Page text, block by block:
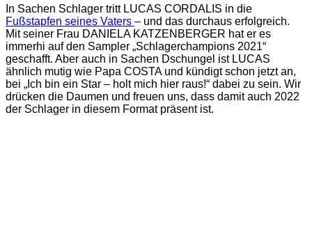
In Sachen Schlager tritt LUCAS CORDALIS in die
Fußstapfen seines Vaters – und das durchaus erfolgreich.
Mit seiner Frau DANIELA KATZENBERGER hat er es
immerhi auf den Sampler „Schlagerchampions 2021“
geschafft. Aber auch in Sachen Dschungel ist LUCAS
ähnlich mutig wie Papa COSTA und kündigt schon jetzt an,
bei „Ich bin ein Star – holt mich hier raus!“ dabei zu sein. Wir
drücken die Daumen und freuen uns, dass damit auch 2022
der Schlager in diesem Format präsent ist.